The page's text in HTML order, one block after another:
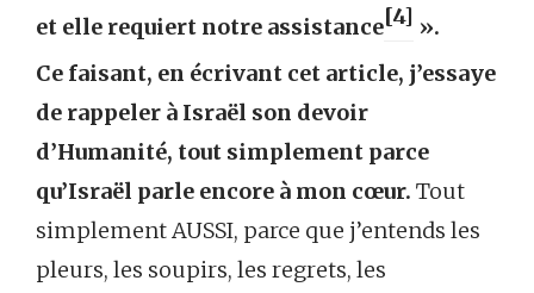
et elle requiert notre assistance[4] ».
Ce faisant, en écrivant cet article, j’essaye
de rappeler à Israël son devoir
d’Humanité, tout simplement parce
qu’Israël parle encore à mon cœur. Tout
simplement AUSSI, parce que j’entends les
pleurs, les soupirs, les regrets, les